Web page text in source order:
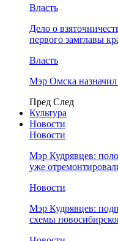
Власть
Дело о
первого замглавы
Власть
Мэр Омска назначил
Пред След
Культура
Новости
Новости
Мэр Кудрявцев:
уже
Новости
Мэр Кудрявцев:
схемы